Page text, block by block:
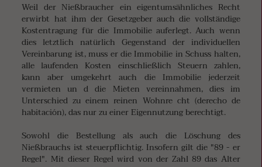
Weil der Nießbraucher ein eigentumsähnliches Recht
erwirbt hat ihm der Gesetzgeber auch die vollständige
Kostentragung für die Immobilie auferlegt. Auch wenn
dies letztlich natürlich Gegenstand der individuellen
Vereinbarung ist, muss er die Immobilie in Schuss halten,
alle laufenden Kosten einschließlich Steuern zahlen,
kann aber umgekehrt auch die Immobilie jederzeit
vermieten un d die Mieten vereinnahmen, dies im
Unterschied zu einem reinen Wohnre cht (derecho de
habitación), das nur zu einer Eigennutzung berechtigt.
Sowohl die Bestellung als auch die Löschung des
Nießbrauchs ist steuerpflichtig. Insofern gilt die "89 - er
Regel". Mit dieser Regel wird von der Zahl 89 das Alter